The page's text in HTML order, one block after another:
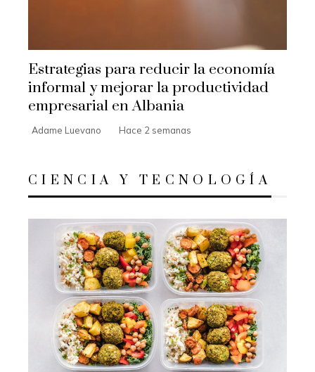
Estrategias para reducir la economía
informal y mejorar la productividad
empresarial en Albania
Adame Luevano Hace 2 semanas
CIENCIA Y TECNOLOGÍA